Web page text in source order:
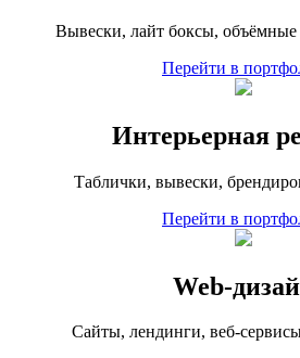
Вывески, лайт боксы,
Перейти в
Интерьерная
Таблички, вывески,
Перейти в
Web-
Сайты, лендинги, веб-